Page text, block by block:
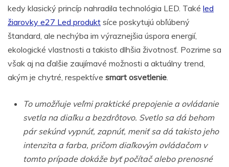
kedy klasický princíp nahradila technológia LED. Také led
žiarovky e27 Led produkt síce poskytujú obľúbený
štandard, ale nechýba im výraznejšia úspora energií,
ekologické vlastnosti a takisto dlhšia životnosť. Pozrime sa
však aj na ďalšie zaujímavé možnosti a aktuálny trend,
akým je chytré, respektíve smart osvetlenie.
To umožňuje veľmi praktické prepojenie a ovládanie
svetla na diaľku a bezdrôtovo. Svetlo sa dá behom
pár sekúnd vypnúť, zapnúť, meniť sa dá takisto jeho
intenzita a farba, pričom diaľkovým ovládačom v
tomto prípade dokáže byť počítač alebo prenosné